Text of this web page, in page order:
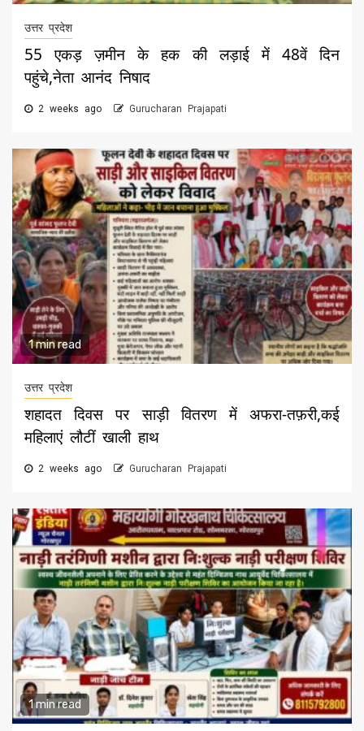
उत्तर प्रदेश
55 एकड़ ज़मीन के हक की लड़ाई में 48वें दिन
पहुंचे,नेता आनंद निषाद
2 weeks ago Gurucharan Prajapati
1 min read
उत्तर प्रदेश
शहादत दिवस पर साड़ी वितरण में अफरा-तफ़री,कई
महिलाएं लौटीं खाली हाथ
2 weeks ago Gurucharan Prajapati
1 min read